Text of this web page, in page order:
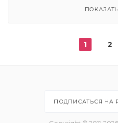
1 2
ПОДПИСАТЬСЯ НА